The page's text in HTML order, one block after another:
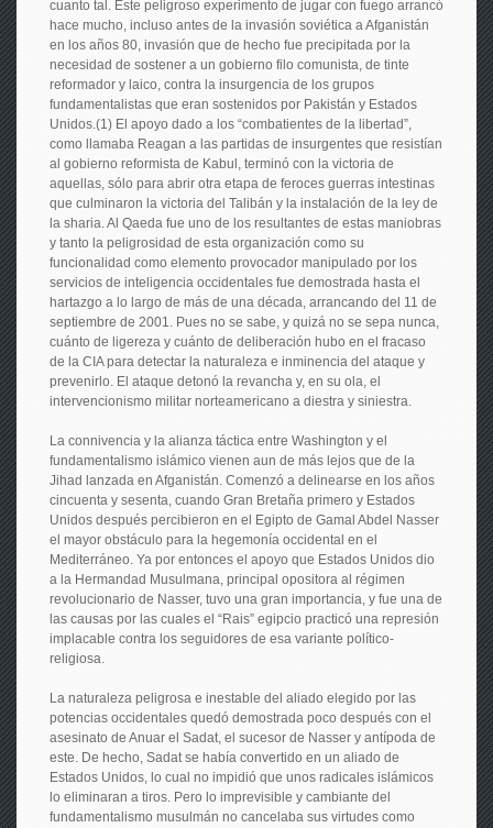
cuanto tal. Este peligroso experimento de jugar con fuego arrancó
hace mucho, incluso antes de la invasión soviética a Afganistán
en los años 80, invasión que de hecho fue precipitada por la
necesidad de sostener a un gobierno filo comunista, de tinte
reformador y laico, contra la insurgencia de los grupos
fundamentalistas que eran sostenidos por Pakistán y Estados
Unidos.(1) El apoyo dado a los “combatientes de la libertad”,
como llamaba Reagan a las partidas de insurgentes que resistían
al gobierno reformista de Kabul, terminó con la victoria de
aquellas, sólo para abrir otra etapa de feroces guerras intestinas
que culminaron la victoria del Talibán y la instalación de la ley de
la sharia. Al Qaeda fue uno de los resultantes de estas maniobras
y tanto la peligrosidad de esta organización como su
funcionalidad como elemento provocador manipulado por los
servicios de inteligencia occidentales fue demostrada hasta el
hartazgo a lo largo de más de una década, arrancando del 11 de
septiembre de 2001. Pues no se sabe, y quizá no se sepa nunca,
cuánto de ligereza y cuánto de deliberación hubo en el fracaso
de la CIA para detectar la naturaleza e inminencia del ataque y
prevenirlo. El ataque detonó la revancha y, en su ola, el
intervencionismo militar norteamericano a diestra y siniestra.
La connivencia y la alianza táctica entre Washington y el
fundamentalismo islámico vienen aun de más lejos que de la
Jihad lanzada en Afganistán. Comenzó a delinearse en los años
cincuenta y sesenta, cuando Gran Bretaña primero y Estados
Unidos después percibieron en el Egipto de Gamal Abdel Nasser
el mayor obstáculo para la hegemonía occidental en el
Mediterráneo. Ya por entonces el apoyo que Estados Unidos dio
a la Hermandad Musulmana, principal opositora al régimen
revolucionario de Nasser, tuvo una gran importancia, y fue una de
las causas por las cuales el “Rais” egipcio practicó una represión
implacable contra los seguidores de esa variante político-
religiosa.
La naturaleza peligrosa e inestable del aliado elegido por las
potencias occidentales quedó demostrada poco después con el
asesinato de Anuar el Sadat, el sucesor de Nasser y antípoda de
este. De hecho, Sadat se había convertido en un aliado de
Estados Unidos, lo cual no impidió que unos radicales islámicos
lo eliminaran a tiros. Pero lo imprevisible y cambiante del
fundamentalismo musulmán no cancelaba sus virtudes como